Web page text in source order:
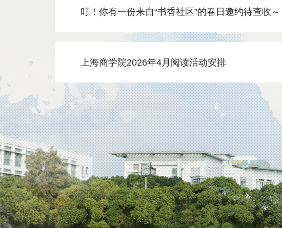
叮！你有一份来自“书香社区”的春日邀约待查收～
上海商学院2026年4月阅读活动安排